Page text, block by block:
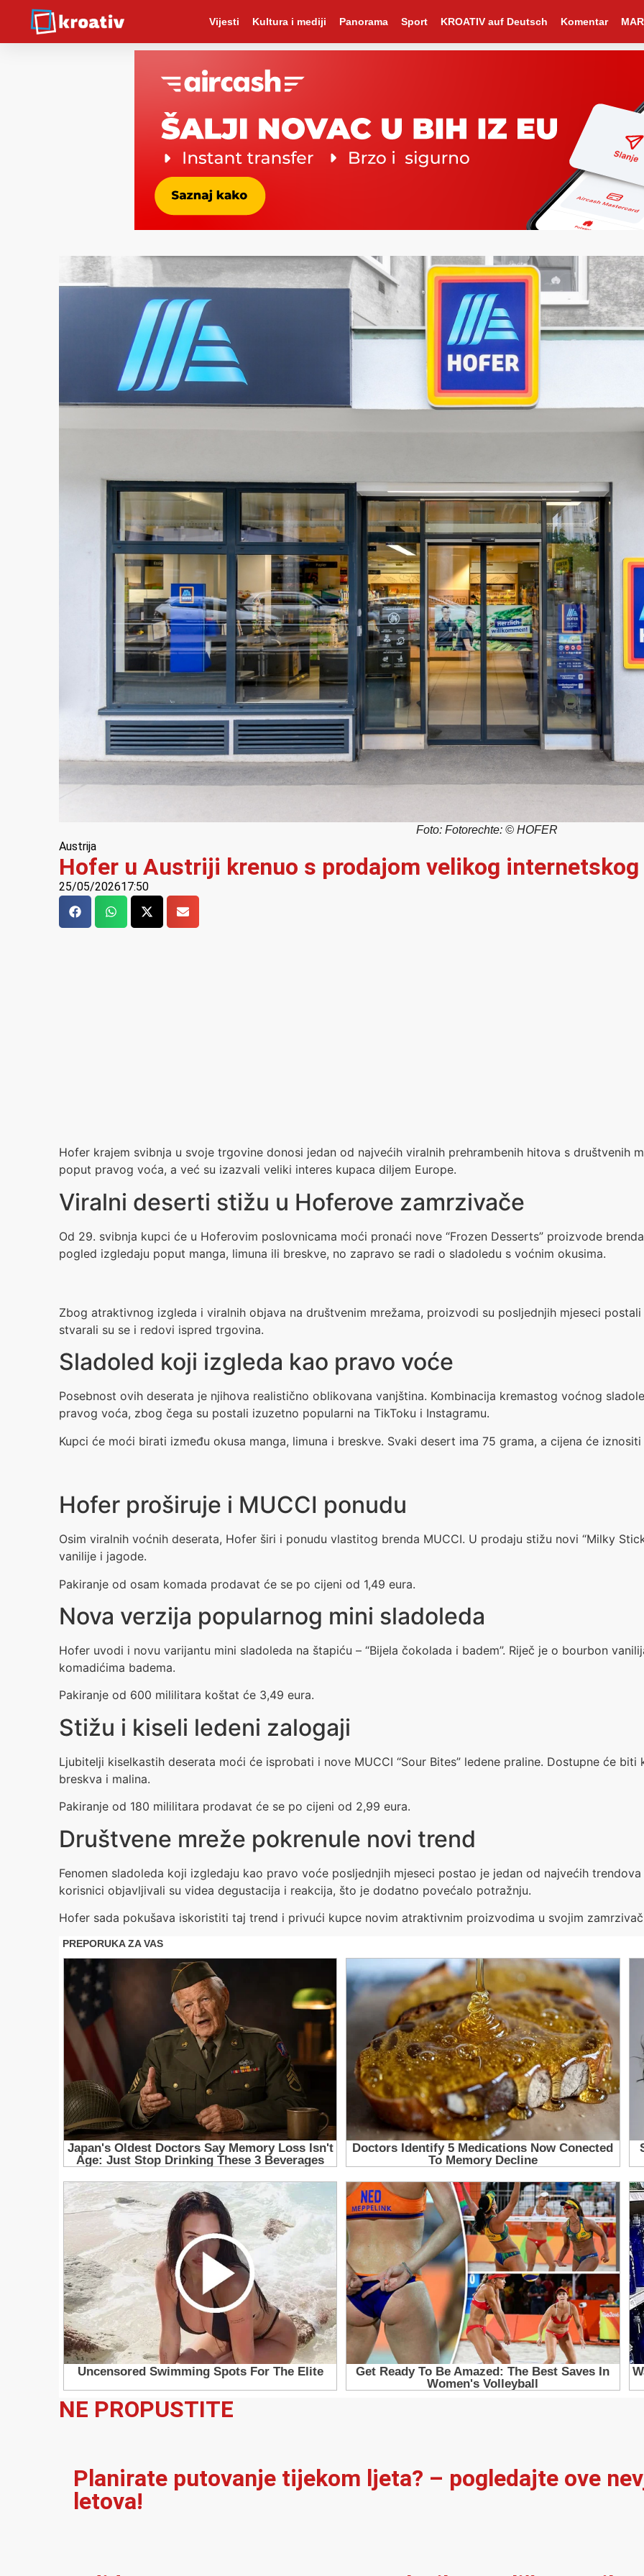
Vijesti Kultura i mediji Panorama Sport KROATIV auf Deutsch Komentar
Foto: Fotorechte: © HOFER
Austrija
Hofer u Austriji krenuo s prodajom velikog
25/05/202617:50
Hofer krajem svibnja u svoje trgovine donosi jedan od najvećih viralnih prehrambenih hitova s društvenih
poput pravog voća, a već su izazvali veliki interes kupaca diljem Europe.
Viralni deserti stižu u Hoferove zamrzivače
Od 29. svibnja kupci će u Hoferovim poslovnicama moći pronaći nove “Frozen Desserts” proizvode
pogled izgledaju poput manga, limuna ili breskve, no zapravo se radi o sladoledu s voćnim okusima.
Zbog atraktivnog izgleda i viralnih objava na društvenim mrežama, proizvodi su posljednjih mjeseci
stvarali su se i redovi ispred trgovina.
Sladoled koji izgleda kao pravo voće
Posebnost ovih deserata je njihova realistično oblikovana vanjština. Kombinacija kremastog voćnog
pravog voća, zbog čega su postali izuzetno popularni na TikToku i Instagramu.
Kupci će moći birati između okusa manga, limuna i breskve. Svaki desert ima 75 grama, a cijena će
Hofer proširuje i MUCCI ponudu
Osim viralnih voćnih deserata, Hofer širi i ponudu vlastitog brenda MUCCI. U prodaju stižu novi “Milky
vanilije i jagode.
Pakiranje od osam komada prodavat će se po cijeni od 1,49 eura.
Nova verzija popularnog mini sladoleda
Hofer uvodi i novu varijantu mini sladoleda na štapiću – “Bijela čokolada i badem”. Riječ je o bourbon
komadićima badema.
Pakiranje od 600 mililitara koštat će 3,49 eura.
Stižu i kiseli ledeni zalogaji
Ljubitelji kiselkastih deserata moći će isprobati i nove MUCCI “Sour Bites” ledene praline. Dostupne će
breskva i malina.
Pakiranje od 180 mililitara prodavat će se po cijeni od 2,99 eura.
Društvene mreže pokrenule novi trend
Fenomen sladoleda koji izgledaju kao pravo voće posljednjih mjeseci postao je jedan od najvećih
korisnici objavljivali su videa degustacija i reakcija, što je dodatno povećalo potražnju.
Hofer sada pokušava iskoristiti taj trend i privući kupce novim atraktivnim proizvodima u svojim
NE PROPUSTITE
Planirate putovanje tijekom ljeta? – pogledajte ove
letova!